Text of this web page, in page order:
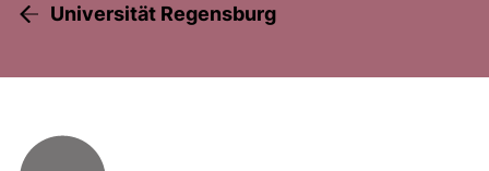
Universität Regensburg